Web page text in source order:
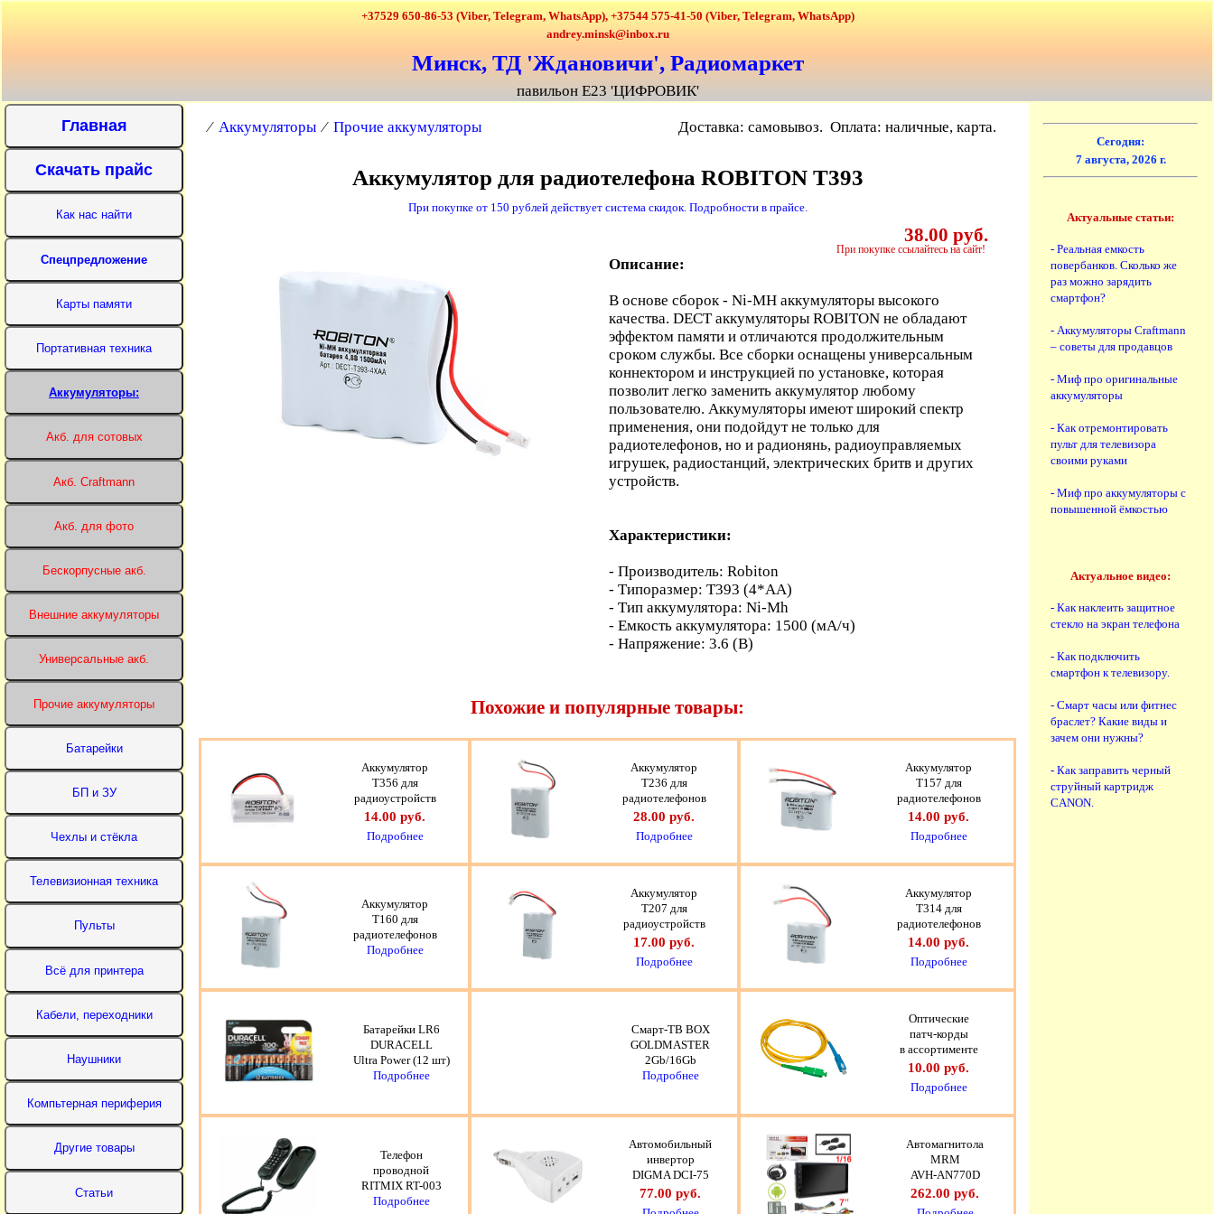
+37529 650-86-53 (Viber, Telegram, WhatsApp), +37544 575-41-50 (Viber, Telegram, WhatsApp)
andrey.minsk@inbox.ru
Минск, ТД 'Ждановичи', Радиомаркет
павильон Е23 'ЦИФРОВИК'
⁄ Аккумуляторы ⁄ Прочие аккумуляторы Доставка: самовывоз. Оплата: наличные, карта.
Аккумулятор для радиотелефона ROBITON T393
При покупке от 150 рублей действует система скидок. Подробности в прайсе.
38.00 руб.
При покупке ссылайтесь на сайт!
Описание:
В основе сборок - Ni-MH аккумуляторы высокого
качества. DECT аккумуляторы ROBITON не обладают
эффектом памяти и отличаются продолжительным
сроком службы. Все сборки оснащены универсальным
коннектором и инструкцией по установке, которая
позволит легко заменить аккумулятор любому
пользователю. Аккумуляторы имеют широкий спектр
применения, они подойдут не только для
радиотелефонов, но и радионянь, радиоуправляемых
игрушек, радиостанций, электрических бритв и других
устройств.
Характеристики:
- Производитель: Robiton
- Типоразмер: T393 (4*AA)
- Тип аккумулятора: Ni-Mh
- Емкость аккумулятора: 1500 (мА/ч)
- Напряжение: 3.6 (В)
Похожие и популярные товары:
Аккумулятор
T356 для
радиоустройств
14.00 руб.
Подробнее
Аккумулятор
T236 для
радиотелефонов
28.00 руб.
Подробнее
Аккумулятор
T157 для
радиотелефонов
14.00 руб.
Подробнее
Аккумулятор
T160 для
радиотелефонов
Подробнее
Аккумулятор
T207 для
радиоустройств
17.00 руб.
Подробнее
Аккумулятор
T314 для
радиотелефонов
14.00 руб.
Подробнее
Батарейки LR6
DURACELL
Ultra Power (12 шт)
Подробнее
Смарт-ТВ BOX
GOLDMASTER
2Gb/16Gb
Подробнее
Оптические
патч-корды
в ассортименте
10.00 руб.
Подробнее
Телефон
проводной
RITMIX RT-003
Подробнее
Автомобильный
инвертор
DIGMA DCI-75
77.00 руб.
Автомагнитола
MRM
AVH-AN770D
262.00 руб.
Сегодня:
7 августа, 2026 г.
Актуальные статьи:
- Реальная емкость
повербанков. Сколько же
раз можно зарядить
смартфон?
- Аккумуляторы Craftmann
– советы для продавцов
- Миф про оригинальные
аккумуляторы
- Как отремонтировать
пульт для телевизора
своими руками
- Миф про аккумуляторы с
повышенной ёмкостью
Актуальное видео:
- Как наклеить защитное
стекло на экран телефона
- Как подключить
смартфон к телевизору.
- Смарт часы или фитнес
браслет? Какие виды и
зачем они нужны?
- Как заправить черный
струйный картридж
CANON.